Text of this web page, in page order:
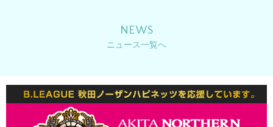
2025.12.11
年末年始休業のお知らせ
イベントレポートを公開しました。
2025.8.6
2025.8.1
NEWS
ニュース一覧へ